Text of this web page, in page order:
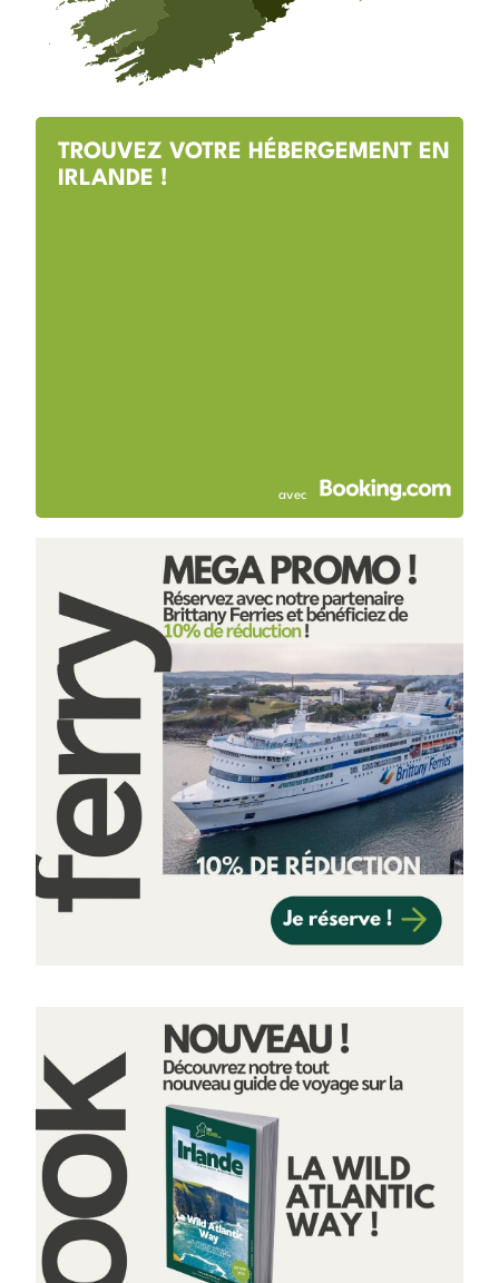
TROUVEZ VOTRE HÉBERGEMENT EN
IRLANDE !
avec